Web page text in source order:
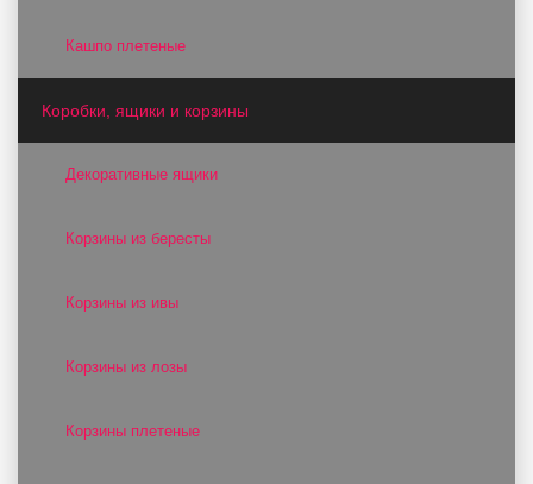
Кашпо плетеные
Коробки, ящики и корзины
Декоративные ящики
Корзины из бересты
Корзины из ивы
Корзины из лозы
Корзины плетеные